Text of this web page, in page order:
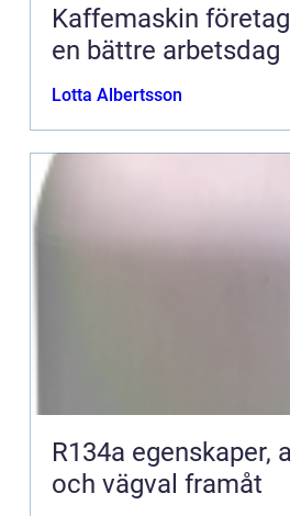
Kaffemaskin företag nyckeln till
en bättre arbetsdag
Lotta Albertsson
R134a egenskaper, användning
och vägval framåt